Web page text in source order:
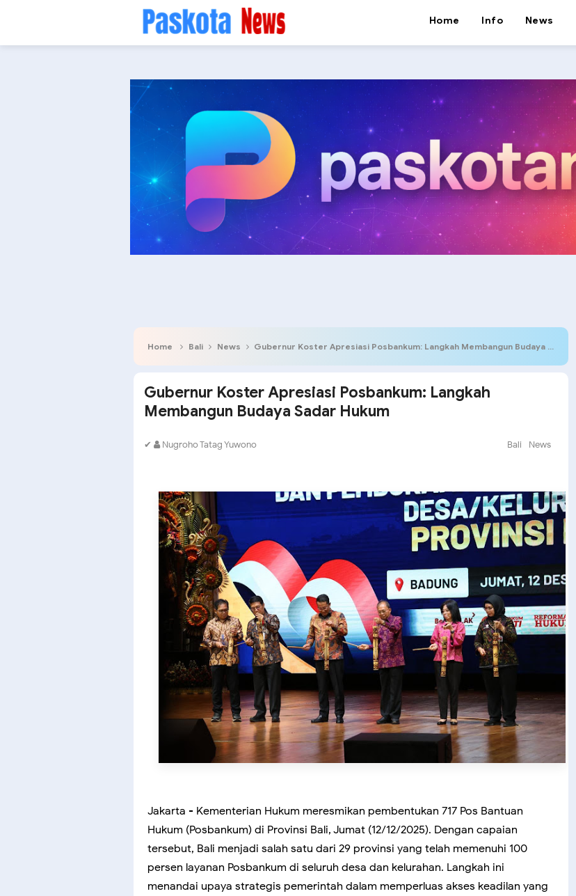
Home Info News
Home Bali News Gubernur Koster Apresiasi Posbankum: Langkah Membangun Budaya Sadar Hukum
Gubernur Koster Apresiasi Posbankum: Langkah
Membangun Budaya Sadar Hukum
✔ Nugroho Tatag Yuwono Bali News
Jakarta - Kementerian Hukum meresmikan pembentukan 717 Pos Bantuan
Hukum (Posbankum) di Provinsi Bali, Jumat (12/12/2025). Dengan capaian
tersebut, Bali menjadi salah satu dari 29 provinsi yang telah memenuhi 100
persen layanan Posbankum di seluruh desa dan kelurahan. Langkah ini
menandai upaya strategis pemerintah dalam memperluas akses keadilan yang